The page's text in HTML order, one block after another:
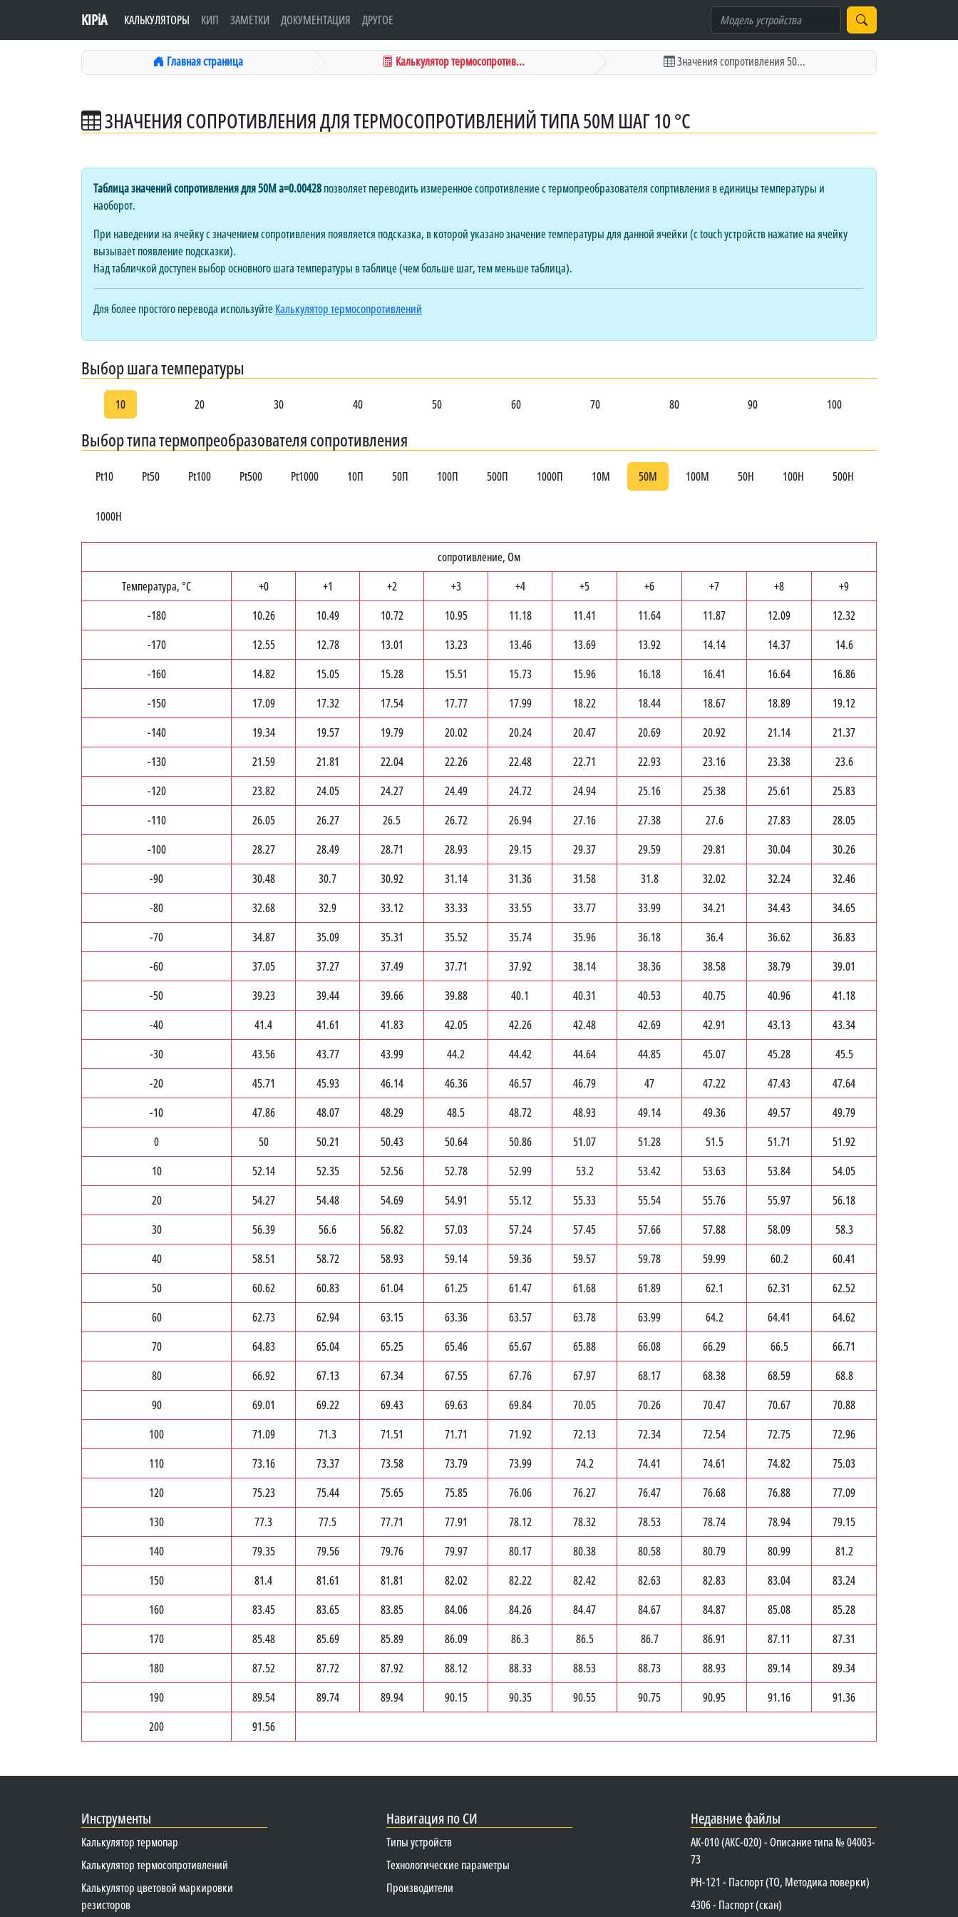
KIPiA КАЛЬКУЛЯТОРЫ КИП ЗАМЕТКИ ДОКУМЕНТАЦИЯ ДРУГОЕ
Главная страница Калькулятор термосопротив... Значения сопротивления 50...
ЗНАЧЕНИЯ СОПРОТИВЛЕНИЯ ДЛЯ ТЕРМОСОПРОТИВЛЕНИЙ ТИПА 50М ШАГ 10 °C
Таблица значений сопротивления для 50М a=0.00428позволяет переводить измеренное сопротивление с термопреобразователя сопртивления в единицы температуры и
наоборот.
При наведении на ячейку с значением сопротивления появляется подсказка, в которой указано значение температуры для данной ячейки (с touch устройств нажатие на ячейку
вызывает появление подсказки).
Над табличкой доступен выбор основного шага температуры в таблице (чем больше шаг, тем меньше таблица).
Для более простого перевода используйтеКалькулятор термосопротивлений
Выбор шага температуры
10 20 30 40 50 60 70 80 90 100
Выбор типа термопреобразователя сопротивления
Pt10 Pt50 Pt100 Pt500 Pt1000 10П 50П 100П 500П 1000П 10М 50М 100М 50Н 100Н 500Н
1000Н
сопротивление, Ом
Температура, °C
+0 +1 +2 +3 +4 +5 +6 +7 +8
+9
-180
10.26 10.49 10.72 10.95 11.18 11.41 11.64 11.87 12.09
12.32
-170
12.55 12.78 13.01 13.23 13.46 13.69 13.92 14.14 14.37
14.6
-160
14.82 15.05 15.28 15.51 15.73 15.96 16.18 16.41 16.64
16.86
-150
17.09 17.32 17.54 17.77 17.99 18.22 18.44 18.67 18.89
19.12
-140
19.34 19.57 19.79 20.02 20.24 20.47 20.69 20.92 21.14
21.37
-130
21.59 21.81 22.04 22.26 22.48 22.71 22.93 23.16 23.38
23.6
-120
23.82 24.05 24.27 24.49 24.72 24.94 25.16 25.38 25.61
25.83
-110
26.05 26.27 26.5 26.72 26.94 27.16 27.38 27.6 27.83
28.05
-100
28.27 28.49 28.71 28.93 29.15 29.37 29.59 29.81 30.04
30.26
-90
30.48 30.7 30.92 31.14 31.36 31.58 31.8 32.02 32.24
32.46
-80
32.68 32.9 33.12 33.33 33.55 33.77 33.99 34.21 34.43
34.65
-70
34.87 35.09 35.31 35.52 35.74 35.96 36.18 36.4 36.62
36.83
-60
37.05 37.27 37.49 37.71 37.92 38.14 38.36 38.58 38.79
39.01
-50
39.23 39.44 39.66 39.88 40.1 40.31 40.53 40.75 40.96
41.18
-40
41.4 41.61 41.83 42.05 42.26 42.48 42.69 42.91 43.13
43.34
-30
43.56 43.77 43.99 44.2 44.42 44.64 44.85 45.07 45.28
45.5
-20
45.71 45.93 46.14 46.36 46.57 46.79 47 47.22 47.43
47.64
-10
47.86 48.07 48.29 48.5 48.72 48.93 49.14 49.36 49.57
49.79
0
50 50.21 50.43 50.64 50.86 51.07 51.28 51.5 51.71
51.92
10
52.14 52.35 52.56 52.78 52.99 53.2 53.42 53.63 53.84
54.05
20
54.27 54.48 54.69 54.91 55.12 55.33 55.54 55.76 55.97
56.18
30
56.39 56.6 56.82 57.03 57.24 57.45 57.66 57.88 58.09
58.3
40
58.51 58.72 58.93 59.14 59.36 59.57 59.78 59.99 60.2
60.41
50
60.62 60.83 61.04 61.25 61.47 61.68 61.89 62.1 62.31
62.52
60
62.73 62.94 63.15 63.36 63.57 63.78 63.99 64.2 64.41
64.62
70
64.83 65.04 65.25 65.46 65.67 65.88 66.08 66.29 66.5
66.71
80
66.92 67.13 67.34 67.55 67.76 67.97 68.17 68.38 68.59
68.8
90
69.01 69.22 69.43 69.63 69.84 70.05 70.26 70.47 70.67
70.88
100
71.09 71.3 71.51 71.71 71.92 72.13 72.34 72.54 72.75
72.96
110
73.16 73.37 73.58 73.79 73.99 74.2 74.41 74.61 74.82
75.03
120
75.23 75.44 75.65 75.85 76.06 76.27 76.47 76.68 76.88
77.09
130
77.3 77.5 77.71 77.91 78.12 78.32 78.53 78.74 78.94
79.15
140
79.35 79.56 79.76 79.97 80.17 80.38 80.58 80.79 80.99
81.2
150
81.4 81.61 81.81 82.02 82.22 82.42 82.63 82.83 83.04
83.24
160
83.45 83.65 83.85 84.06 84.26 84.47 84.67 84.87 85.08
85.28
170
85.48 85.69 85.89 86.09 86.3 86.5 86.7 86.91 87.11
87.31
180
87.52 87.72 87.92 88.12 88.33 88.53 88.73 88.93 89.14
89.34
190
89.54 89.74 89.94 90.15 90.35 90.55 90.75 90.95 91.16
91.36
200
91.56
Инструменты
Калькулятор термопар
Калькулятор термосопротивлений
Калькулятор цветовой маркировки
резисторов
Навигация по СИ
Типы устройств
Технологические параметры
Производители
Недавние файлы
АК-010 (АКС-020) - Описание типа № 04003-
73
PH-121 - Паспорт (ТО, Методика поверки)
4306 - Паспорт (скан)